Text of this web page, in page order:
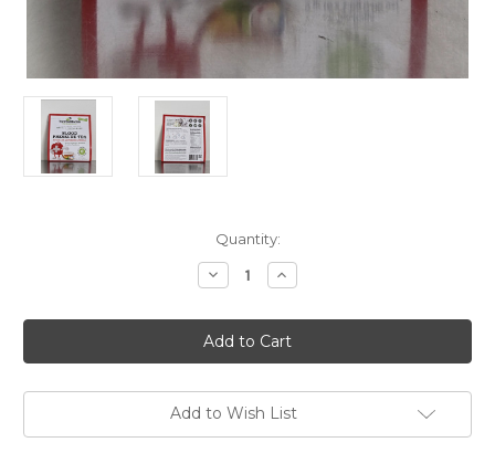
Quantity:
Decrease
Quantity
BLOOD
PRESURE
HERBAL
TEA
Increase
Quantity
BLOOD
PRESURE
HERBAL
TEA
Add to Wish List